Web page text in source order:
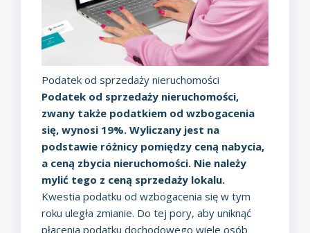
Podatek od sprzedaży nieruchomości
Podatek od sprzedaży nieruchomości,
zwany także podatkiem od wzbogacenia
się, wynosi 19%. Wyliczany jest na
podstawie różnicy pomiędzy ceną nabycia,
a ceną zbycia nieruchomości. Nie należy
mylić tego z ceną sprzedaży lokalu.
Kwestia podatku od wzbogacenia się w tym
roku uległa zmianie. Do tej pory, aby uniknąć
płacenia podatku dochodowego wiele osób